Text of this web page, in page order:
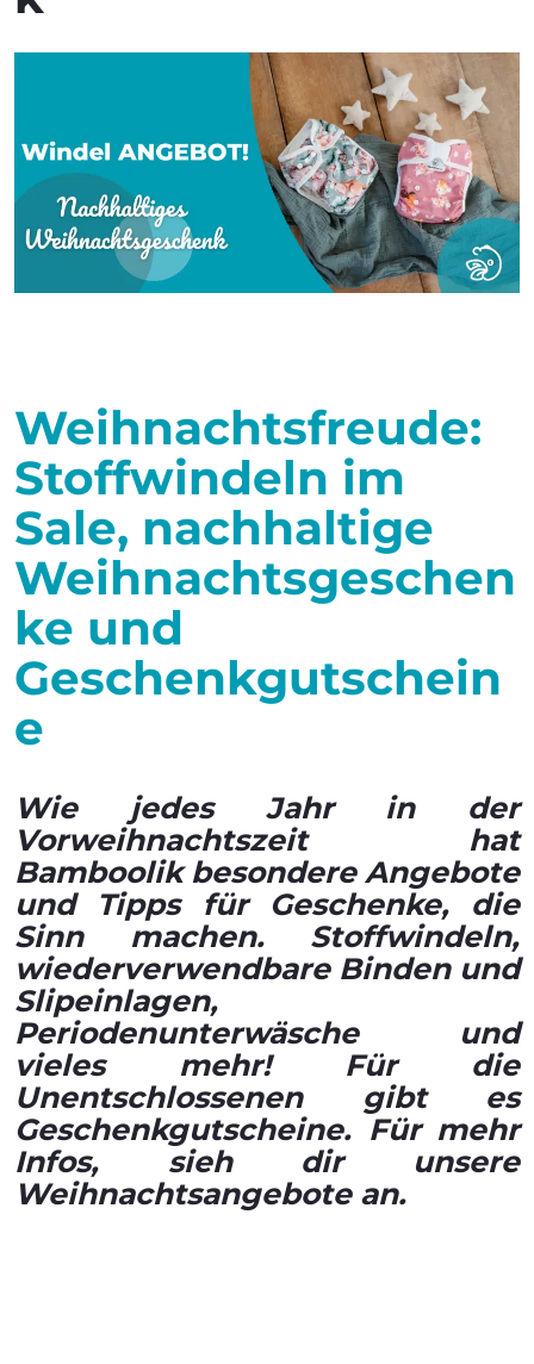
Weihnachtsfreude:
Stoffwindeln im
Sale, nachhaltige
Weihnachtsgeschen
ke und
Geschenkgutschein
e
Wie jedes Jahr in der
Vorweihnachtszeit hat
Bamboolik besondere Angebote
und Tipps für Geschenke, die
Sinn machen. Stoffwindeln,
wiederverwendbare Binden und
Slipeinlagen,
Periodenunterwäsche und
vieles mehr! Für die
Unentschlossenen gibt es
Geschenkgutscheine. Für mehr
Infos, sieh dir unsere
Weihnachtsangebote an.